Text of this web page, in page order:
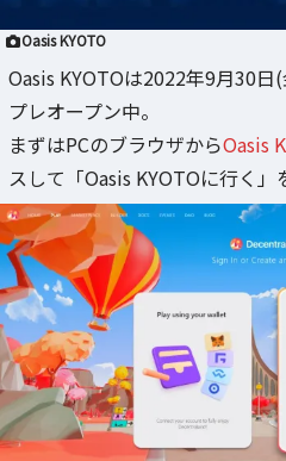
Oasis KYOTO
Oasis KYOTOは2022年9月30
プレオープン中。
まずはPCのブラウザからOasis
スして「Oasis KYOTOに行く」